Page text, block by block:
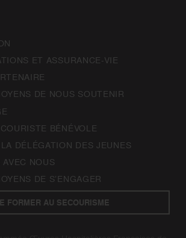
ET ASSURANCE-VIE
DE NOUS SOUTENIR
BÉNÉVOLE
DÉLÉGATION DES JEUNES
NOUS
DE S’ENGAGER
FORMER AU SECOURISME